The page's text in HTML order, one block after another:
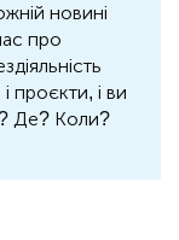
новині
про
проєкти, і ви
Де? Коли?